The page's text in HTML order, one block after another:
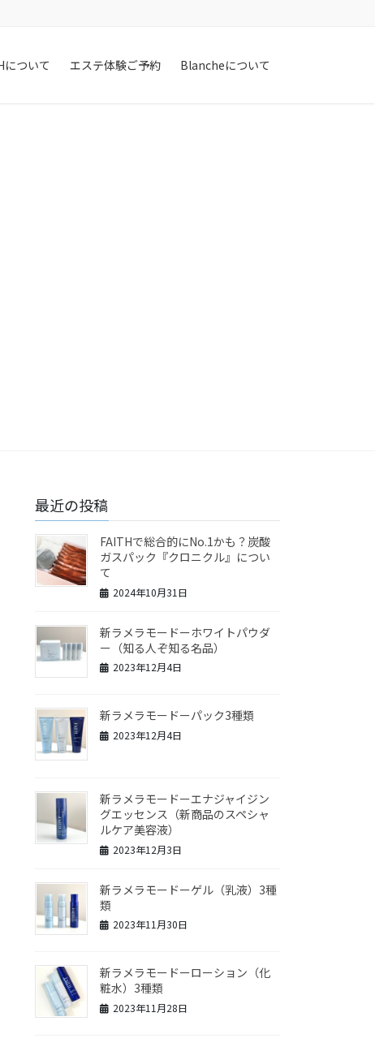
について エステ体験ご予約 Blancheについて
最近の投稿
FAITHで総合的にNo.1かも？炭酸
ガスパック『クロニクル』につい
て
2024年10月31日
新ラメラモードーホワイトパウダ
ー（知る人ぞ知る名品）
2023年12月4日
新ラメラモードーパック3種類
2023年12月4日
新ラメラモードーエナジャイジン
グエッセンス（新商品のスペシャ
ルケア美容液）
2023年12月3日
新ラメラモードーゲル（乳液）3種
類
2023年11月30日
新ラメラモードーローション（化
粧水）3種類
2023年11月28日